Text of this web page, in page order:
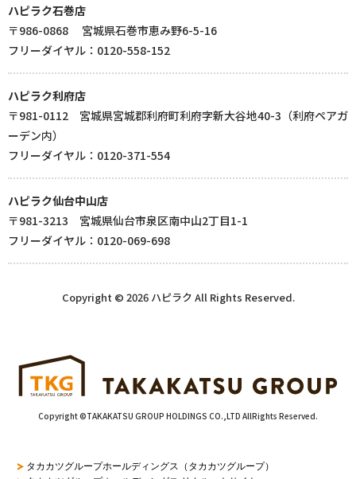
ハピラク石巻店
〒986-0868 宮城県石巻市恵み野6-5-16
フリーダイヤル：0120-558-152
ハピラク利府店
〒981-0112 宮城県宮城郡利府町利府字新大谷地40-3（利府ペアガ
ーデン内）
フリーダイヤル：0120-371-554
ハピラク仙台中山店
〒981-3213 宮城県仙台市泉区南中山2丁目1-1
フリーダイヤル：0120-069-698
Copyright © 2026 ハピラク All Rights Reserved.
Copyright ©TAKAKATSU GROUP HOLDINGS CO.,LTD AllRights Reserved.
タカカツグループホールディングス（タカカツグループ）